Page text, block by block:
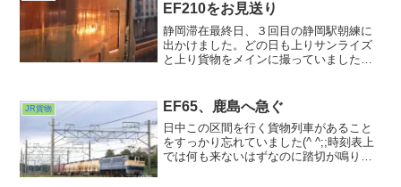
EF210をお見送り
静岡滞在最終日、３回目の静岡駅朝練に
出かけました。どの日も上りサンライズ
と上り貨物をメインに撮っていました。
ムの熱海方に立ってみました。
JR貨物 EF65、鹿島へ急ぐ
日中この区間を行く貨物列車があること
をすっかり忘れていました(^ ^;;時刻表上
では何も来ないはずなのに踏切が鳴り出